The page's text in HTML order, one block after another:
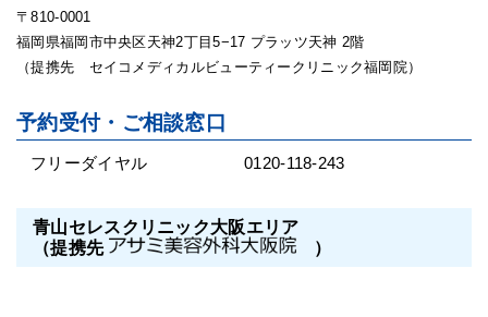
〒810-0001
福岡県福岡市中央区天神2丁目5−17 プラッツ天神 2階
（提携先 セイコメディカルビューティークリニック福岡院）
予約受付・ご相談窓口
フリーダイヤル 0120-118-243
青山セレスクリニック大阪エリア
（提携先
）